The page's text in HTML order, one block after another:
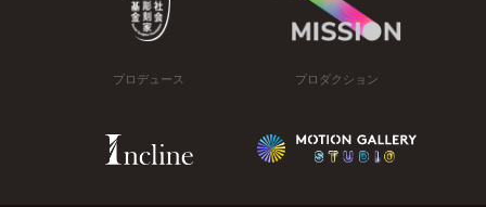
プロデュース プロダクション